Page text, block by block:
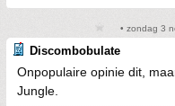
• zondag 3
Discombobulate
Onpopulaire opinie dit,
Jungle.